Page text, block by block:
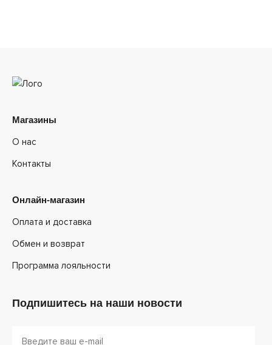
Магазины
О нас
Контакты
Онлайн-магазин
Оплата и доставка
Обмен и возврат
Программа лояльности
Подпишитесь на наши новости